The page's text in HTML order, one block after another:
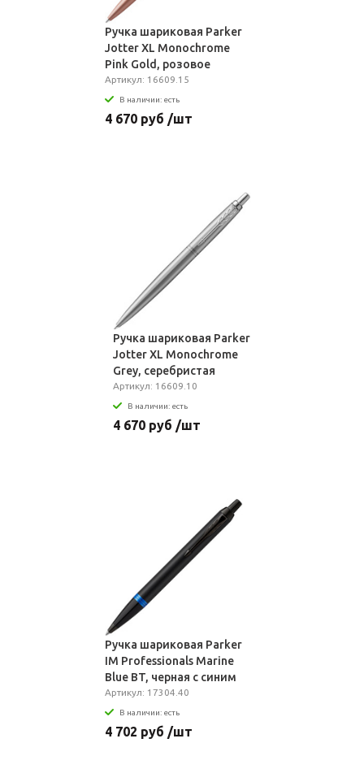
Ручка шариковая Parker
Jotter XL Monochrome
Pink Gold, розовое
золото
Артикул: 16609.15
В наличии: есть
4 670 руб /шт
Ручка шариковая Parker
Jotter XL Monochrome
Grey, серебристая
Артикул: 16609.10
В наличии: есть
4 670 руб /шт
Ручка шариковая Parker
IM Professionals Marine
Blue BT, черная с синим
Артикул: 17304.40
В наличии: есть
4 702 руб /шт